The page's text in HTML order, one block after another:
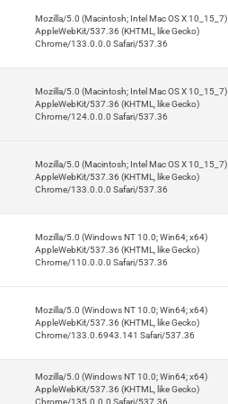
Mozilla/5.0 (Macintosh; Intel Mac OS X 10_15_7)
AppleWebKit/537.36 (KHTML, like Gecko)
Chrome/133.0.0.0 Safari/537.36
Mozilla/5.0 (Macintosh; Intel Mac OS X 10_15_7)
AppleWebKit/537.36 (KHTML, like Gecko)
Chrome/124.0.0.0 Safari/537.36
Mozilla/5.0 (Macintosh; Intel Mac OS X 10_15_7)
AppleWebKit/537.36 (KHTML, like Gecko)
Chrome/133.0.0.0 Safari/537.36
Mozilla/5.0 (Windows NT 10.0; Win64; x64)
AppleWebKit/537.36 (KHTML, like Gecko)
Chrome/110.0.0.0 Safari/537.36
Mozilla/5.0 (Windows NT 10.0; Win64; x64)
AppleWebKit/537.36 (KHTML, like Gecko)
Chrome/133.0.6943.141 Safari/537.36
Mozilla/5.0 (Windows NT 10.0; Win64; x64)
AppleWebKit/537.36 (KHTML, like Gecko)
Chrome/135.0.0.0 Safari/537.36